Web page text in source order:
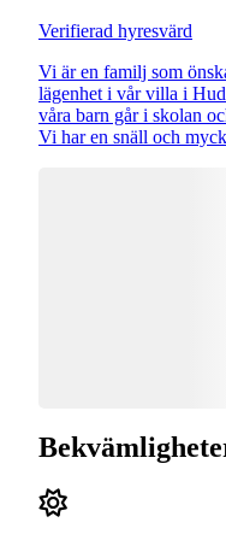
Verifierad hyresvärd
Vi är en familj som
lägenhet i vår villa i
våra barn går i skolan
Vi har en snäll och